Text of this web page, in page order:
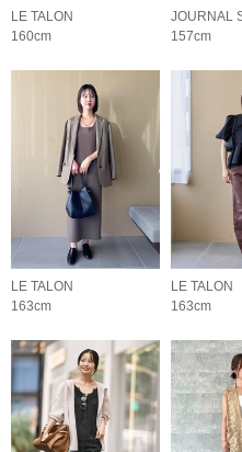
LE TALON
160cm
157cm
LE TALON
163cm
LE TALON
163cm